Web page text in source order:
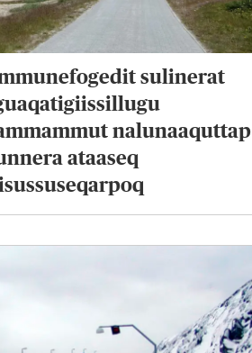
sulinerat
nalunaaquttap
ataaseq